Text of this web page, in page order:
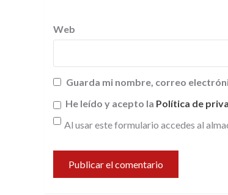
Web
Guarda mi nombre, correo
He leído y acepto la Política de
Al usar este formulario accedes al